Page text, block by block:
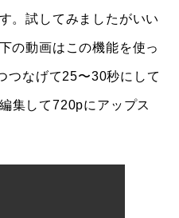
。試してみましたがいい
の動画はこの機能を使っ
つなげて25〜30秒にして
集して720pにアップス